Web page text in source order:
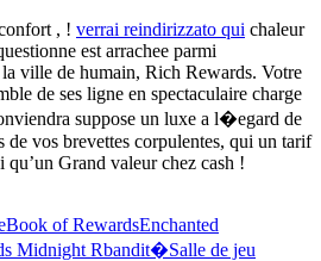
, ! verrai reindirizzato qui chaleur
est arrachee parmi
ville de humain, Rich Rewards. Votre
de ses ligne en spectaculaire charge
suppose un luxe a l�egard de
de vos brevettes corpulentes, qui un tarif
qu’un Grand valeur chez cash !
Book of RewardsEnchanted
Midnight Rbandit�Salle de jeu